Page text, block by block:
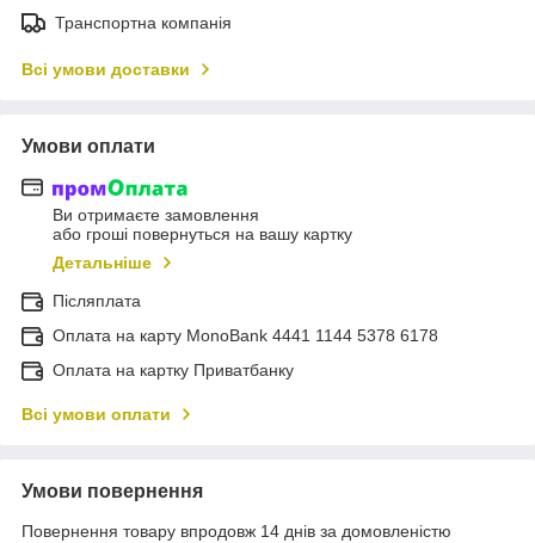
Транспортна компанія
Всі умови доставки
Умови оплати
Ви отримаєте замовлення
або гроші повернуться на вашу картку
Детальніше
Післяплата
Оплата на карту MonoBank 4441 1144 5378 6178
Оплата на картку Приватбанку
Всі умови оплати
Умови повернення
Повернення товару впродовж 14 днів за домовленістю